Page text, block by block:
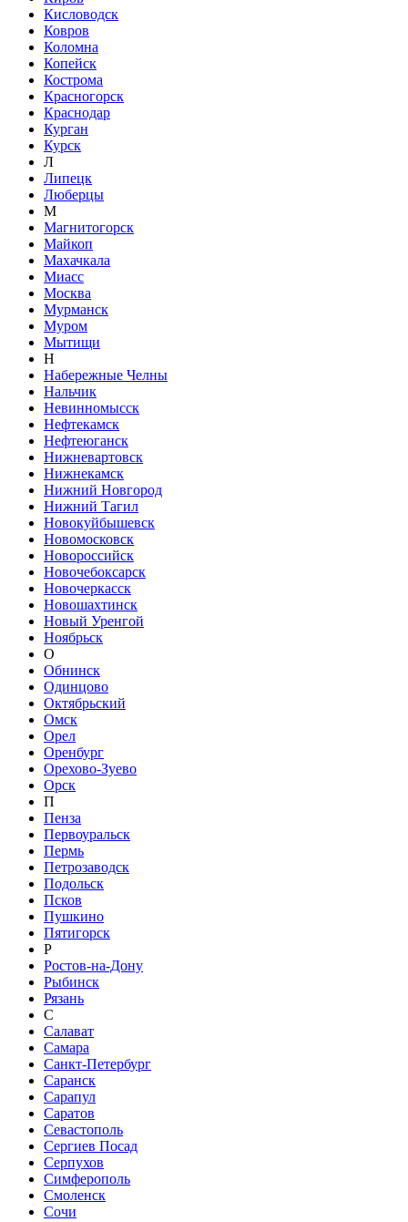
Кисловодск
Ковров
Коломна
Копейск
Кострома
Красногорск
Краснодар
Курган
Курск
Л
Липецк
Люберцы
М
Магнитогорск
Майкоп
Махачкала
Миасс
Москва
Мурманск
Муром
Мытищи
Н
Набережные Челны
Нальчик
Невинномысск
Нефтекамск
Нефтеюганск
Нижневартовск
Нижнекамск
Нижний Новгород
Нижний Тагил
Новокуйбышевск
Новомосковск
Новороссийск
Новочебоксарск
Новочеркасск
Новошахтинск
Новый Уренгой
Ноябрьск
О
Обнинск
Одинцово
Октябрьский
Омск
Орел
Оренбург
Орехово-Зуево
Орск
П
Пенза
Первоуральск
Пермь
Петрозаводск
Подольск
Псков
Пушкино
Пятигорск
Р
Ростов-на-Дону
Рыбинск
Рязань
С
Салават
Самара
Санкт-Петербург
Саранск
Сарапул
Саратов
Севастополь
Сергиев Посад
Серпухов
Симферополь
Смоленск
Сочи